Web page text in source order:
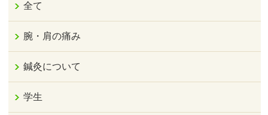
全て
腕・肩の痛み
鍼灸について
学生